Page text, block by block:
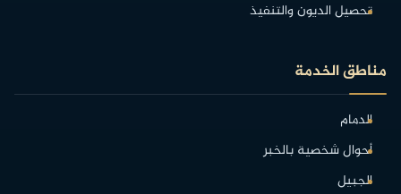
تحصيل الديون والتنفيذ
مناطق الخدمة
الدمام
أحوال شخصية بالخبر
الجبيل